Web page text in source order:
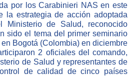
Grant
por los Carabinieri NAS en este
estrategia de acción adoptada
Ministerio de Salud, reconocido
sido el tema del primer seminario
Bogotá (Colombia) en diciembre
2 oficiales del comando,
de Salud y representantes de
de calidad de cinco países